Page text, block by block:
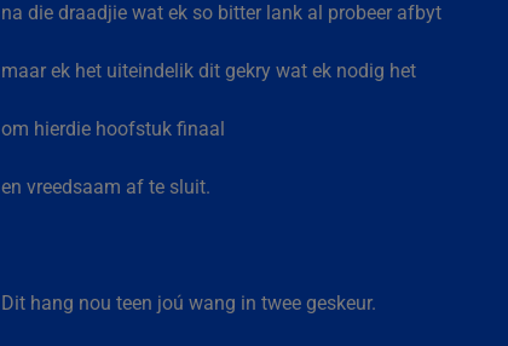
na die draadjie wat ek so bitter lank al probeer afbyt
maar ek het uiteindelik dit gekry wat ek nodig het
om hierdie hoofstuk finaal
en vreedsaam af te sluit.
Dit hang nou teen joú wang in twee geskeur.